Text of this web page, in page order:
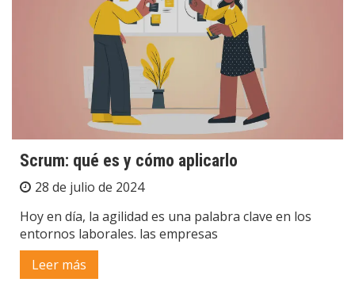
Scrum: qué es y cómo aplicarlo
28 de julio de 2024
Hoy en día, la agilidad es una palabra clave en los
entornos laborales. las empresas
Leer más